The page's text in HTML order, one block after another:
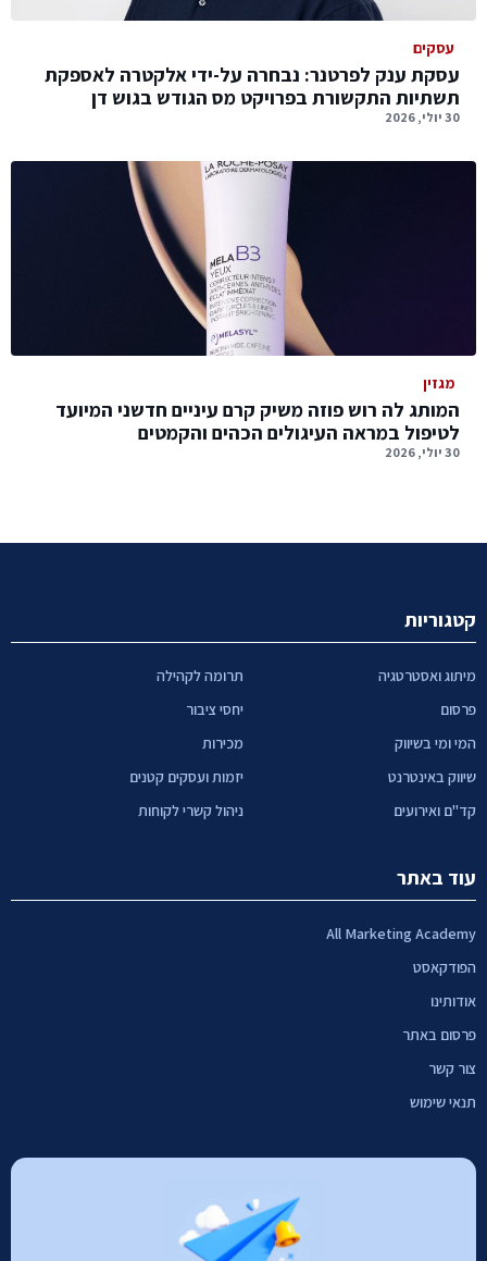
עסקים
עסקת ענק לפרטנר: נבחרה על-ידי אלקטרה לאספקת
תשתיות התקשורת בפרויקט מס הגודש בגוש דן
30 יולי, 2026
מגזין
המותג לה רוש פוזה משיק קרם עיניים חדשני המיועד
לטיפול במראה העיגולים הכהים והקמטים
30 יולי, 2026
קטגוריות
מיתוג ואסטרטגיה
פרסום
המי ומי בשיווק
שיווק באינטרנט
קד"ם ואירועים
תרומה לקהילה
יחסי ציבור
מכירות
יזמות ועסקים קטנים
ניהול קשרי לקוחות
עוד באתר
All Marketing Academy
הפודקאסט
אודותינו
פרסום באתר
צור קשר
תנאי שימוש